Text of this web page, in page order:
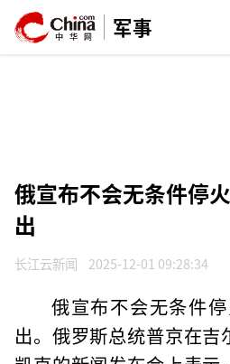
军事
俄宣布不会无条件停
出
长江云新闻 2025-12-01 09:28:34
俄宣布不会无条件
出。俄罗斯总统普京在